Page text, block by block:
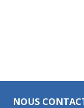
NOUS